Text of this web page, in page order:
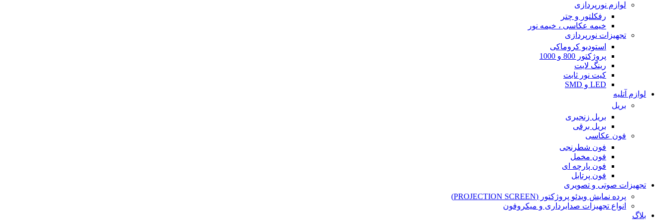
لوازم نورپردازی
رفکلتور و چتر
خیمه عکاسی ، خیمه نور
تجهیزات نورپردازی
استودیو کروماکی
پروژکتور 800 و 1000
رینگ لایت
کیت نور ثابت
LED و SMD
لوازم آتلیه
بریل
بریل زنجیری
بریل برقی
فون عکاسی
فون شطرنجی
فون مخمل
فون پارچه ای
فون پرتابل
تجهیزات صوتی و تصویری
پرده نمایش ویدئو پروژکتور (PROJECTION SCREEN)
انواع تجهیزات صدابرداری و میکروفون
بلاگ